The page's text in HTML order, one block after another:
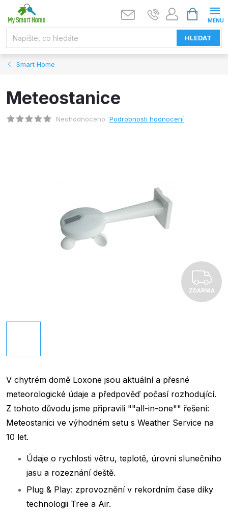
HLEDAT
NÁKUPNÍ
KOŠÍK
Smart Home
Meteostanice
Neohodnoceno Podrobnosti hodnocení
ZDARMA
V chytrém domě Loxone jsou aktuální a přesné
meteorologické údaje a předpověď počasí rozhodující.
Z tohoto důvodu jsme připravili ""all-in-one"" řešení:
Meteostanici ve výhodném setu s Weather Service na
10 let.
Údaje o rychlosti větru, teplotě, úrovni slunečního
jasu a rozeznání deště.
Plug & Play: zprovoznění v rekordním čase díky
technologii Tree a Air.